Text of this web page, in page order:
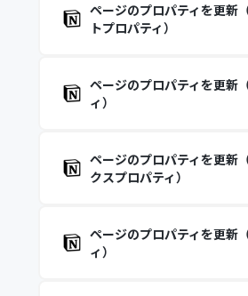
ページのプロパティを更新
トプロパティ）
ページのプロパティを更新
ィ）
ページのプロパティを更新
クスプロパティ）
ページのプロパティを更新
ィ）